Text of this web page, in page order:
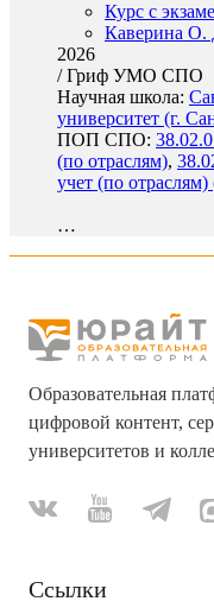
Курс с
Каверина О.
2026
/Гриф УМО СПО
Научная школа:
университет (г.
ПОП СПО:
(по отраслям),
учет (по
…
Образовательная
цифровой контент,
университетов и
Ссылки